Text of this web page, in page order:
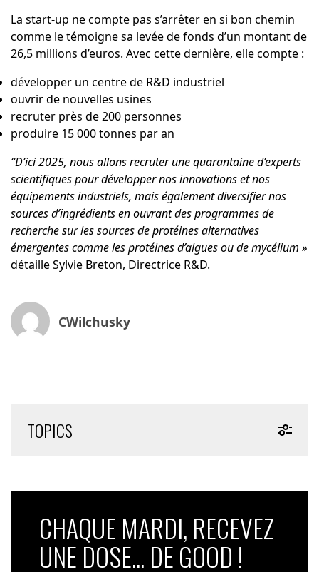
La start-up ne compte pas s’arrêter en si bon chemin
comme le témoigne sa levée de fonds d’un montant de
26,5 millions d’euros. Avec cette dernière, elle compte :
développer un centre de R&D industriel
ouvrir de nouvelles usines
recruter près de 200 personnes
produire 15 000 tonnes par an
“D’ici 2025, nous allons recruter une quarantaine d’experts
scientifiques pour développer nos innovations et nos
équipements industriels, mais également diversifier nos
sources d’ingrédients en ouvrant des programmes de
recherche sur les sources de protéines alternatives
émergentes comme les protéines d’algues ou de mycélium »
détailleSylvie Breton, Directrice R&D.
CWilchusky
TOPICS
CHAQUE MARDI, RECEVEZ
UNE DOSE... DE GOOD !